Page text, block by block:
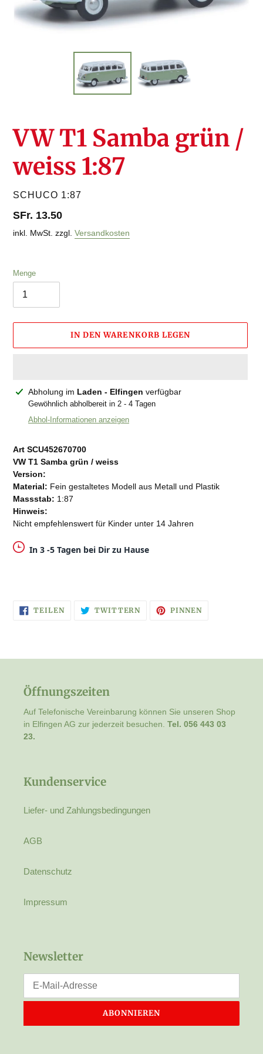
VW T1 Samba grün /
weiss 1:87
VERKÄUFER
SCHUCO 1:87
Normaler
Preis
SFr. 13.50
inkl. MwSt. zzgl. Versandkosten
Menge
IN DEN WARENKORB LEGEN
ProduktAbholung im Laden - Elfingen verfügbar
Gewöhnlich abholbereit in 2 - 4 Tagen
Abhol-Informationen anzeigen
Art SCU452670700
VW T1 Samba grün / weiss
Version:
Material: Fein gestaltetes Modell aus Metall und Plastik
Massstab: 1:87
Hinweis:
Nicht empfehlenswert für Kinder unter 14 Jahren
In 3 -5 Tagen bei Dir zu Hause
TEILENAUF
FACEBOOK
TWITTERNAUF
TWITTER
PINNENAUF
Öffnungszeiten
Auf Telefonische Vereinbarung können Sie unseren Shop
in Elfingen AG zur jederzeit besuchen. Tel. 056 443 03
23.
Kundenservice
Liefer- und Zahlungsbedingungen
AGB
Datenschutz
Impressum
Newsletter
ABONNIEREN